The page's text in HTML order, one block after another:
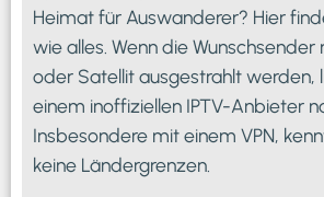
Heimat für Auswanderer? Hier
wie alles. Wenn die Wunschsender
oder Satellit ausgestrahlt werden,
einem inoffiziellen IPTV-Anbieter
Insbesondere mit einem VPN,
keine Ländergrenzen.